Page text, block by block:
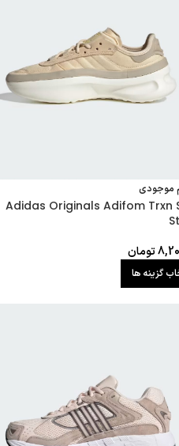
موجودی
Adidas Originals Adifom Trxn
تومان
گزینه ها